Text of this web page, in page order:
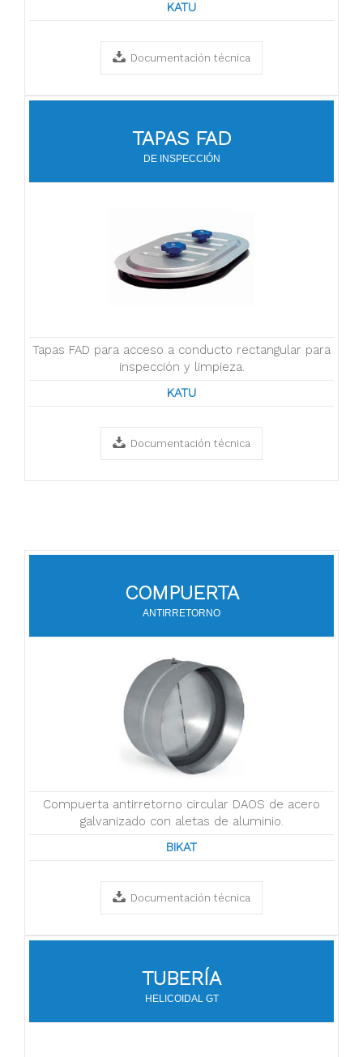
KATU
Documentación técnica
TAPAS FAD
DE INSPECCIÓN
Tapas FAD para acceso a conducto rectangular para
inspección y limpieza.
KATU
Documentación técnica
COMPUERTA
ANTIRRETORNO
Compuerta antirretorno circular DAOS de acero
galvanizado con aletas de aluminio.
BIKAT
Documentación técnica
TUBERÍA
HELICOIDAL GT